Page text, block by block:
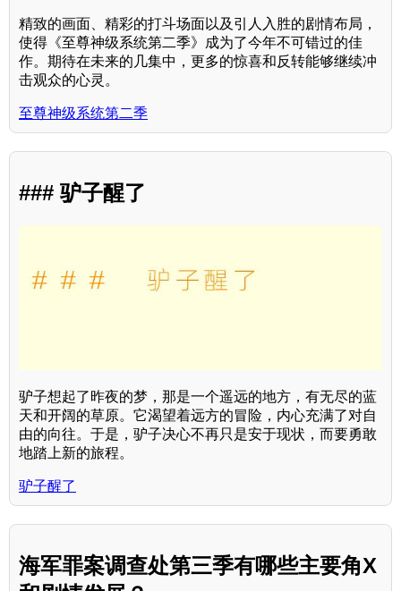
精致的画面、精彩的打斗场面以及引人入胜的剧情布局，
使得《至尊神级系统第二季》成为了今年不可错过的佳
作。期待在未来的几集中，更多的惊喜和反转能够继续冲
击观众的心灵。
至尊神级系统第二季
### 驴子醒了
驴子想起了昨夜的梦，那是一个遥远的地方，有无尽的蓝
天和开阔的草原。它渴望着远方的冒险，内心充满了对自
由的向往。于是，驴子决心不再只是安于现状，而要勇敢
地踏上新的旅程。
驴子醒了
海军罪案调查处第三季有哪些主要角X